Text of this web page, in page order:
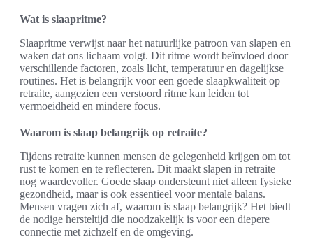
Wat is slaapritme?
Slaapritme verwijst naar het natuurlijke patroon van slapen en
waken dat ons lichaam volgt. Dit ritme wordt beïnvloed door
verschillende factoren, zoals licht, temperatuur en dagelijkse
routines. Het is belangrijk voor een goede slaapkwaliteit op
retraite, aangezien een verstoord ritme kan leiden tot
vermoeidheid en mindere focus.
Waarom is slaap belangrijk op retraite?
Tijdens retraite kunnen mensen de gelegenheid krijgen om tot
rust te komen en te reflecteren. Dit maakt slapen in retraite
nog waardevoller. Goede slaap ondersteunt niet alleen fysieke
gezondheid, maar is ook essentieel voor mentale balans.
Mensen vragen zich af, waarom is slaap belangrijk? Het biedt
de nodige hersteltijd die noodzakelijk is voor een diepere
connectie met zichzelf en de omgeving.